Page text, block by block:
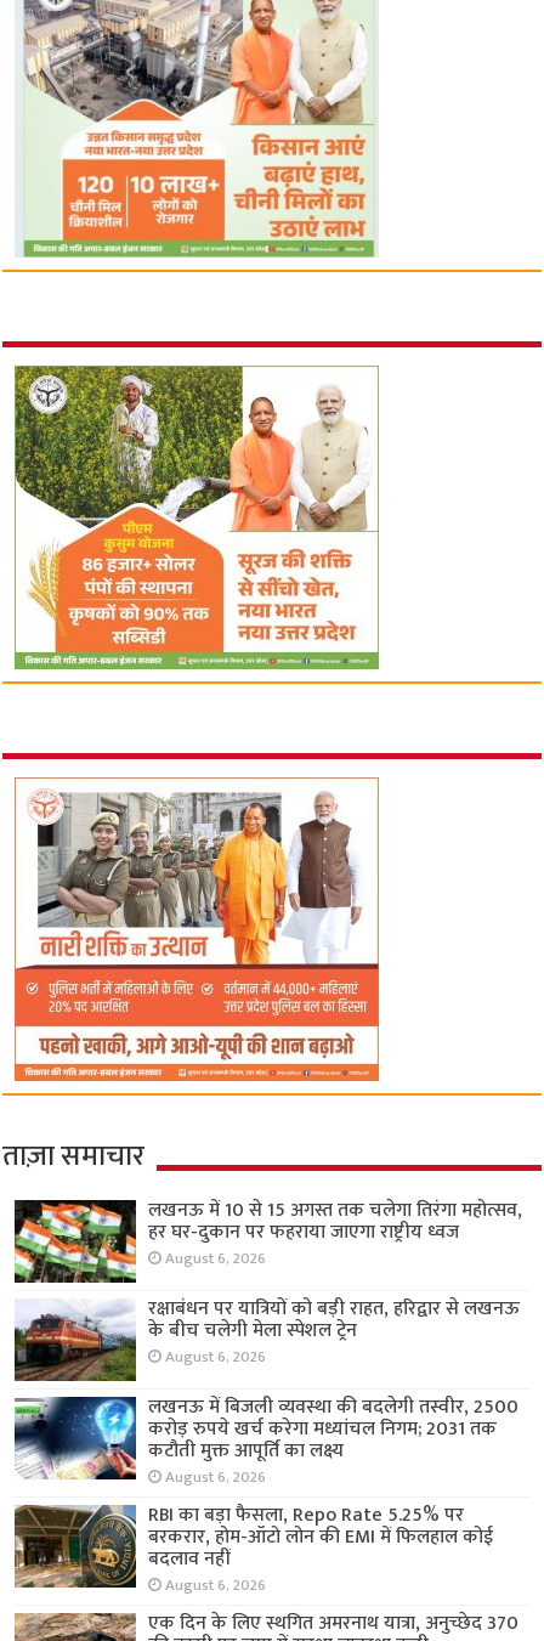
ताज़ा समाचार
लखनऊ में 10 से 15 अगस्त तक चलेगा तिरंगा महोत्सव,
हर घर-दुकान पर फहराया जाएगा राष्ट्रीय ध्वज
August 6, 2026
रक्षाबंधन पर यात्रियों को बड़ी राहत, हरिद्वार से लखनऊ
के बीच चलेगी मेला स्पेशल ट्रेन
August 6, 2026
लखनऊ में बिजली व्यवस्था की बदलेगी तस्वीर, 2500
करोड़ रुपये खर्च करेगा मध्यांचल निगम; 2031 तक
कटौती मुक्त आपूर्ति का लक्ष्य
August 6, 2026
RBI का बड़ा फैसला, Repo Rate 5.25% पर
बरकरार, होम-ऑटो लोन की EMI में फिलहाल कोई
बदलाव नहीं
August 6, 2026
एक दिन के लिए स्थगित अमरनाथ यात्रा, अनुच्छेद 370